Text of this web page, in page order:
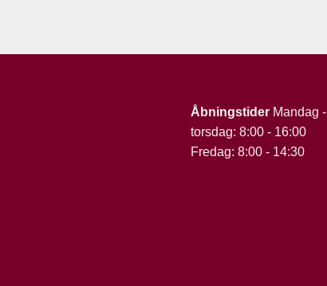
Åbningstider Mandag -
torsdag: 8:00 - 16:00
Fredag: 8:00 - 14:30